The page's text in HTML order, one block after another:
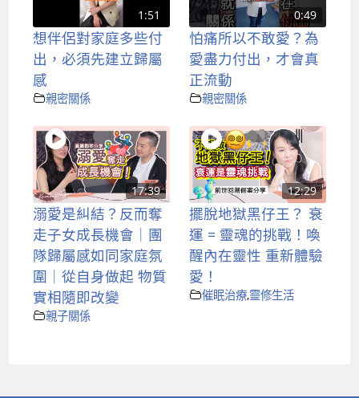
1:51
想伴侶對家庭多些付
出，必須先建立歸屬
感
親密關係
0:49
怕痛所以不敢愛？為
愛盡力付出，才會真
正流動
親密關係
17:39
溺愛是糾結？反而奪
走子女成長機會｜團
隊歸屬感如同家庭氛
圍｜從自身做起 物質
實相隨即改變
親子關係
12:29
擺脫地獄黑仔王？ 衰
運 = 靈魂的挑戰！喚
醒內在靈性 重新體驗
愛！
催眠治療,靈修生活